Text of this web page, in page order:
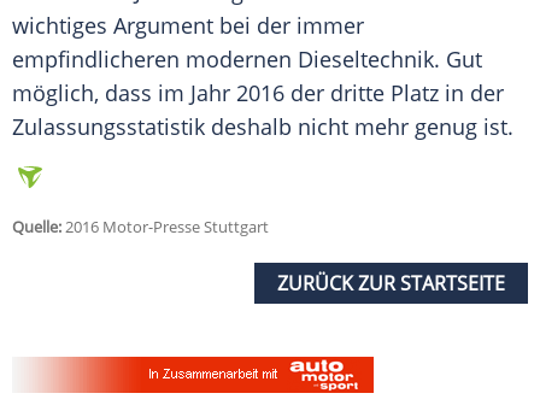
wichtiges Argument bei der immer
empfindlicheren modernen Dieseltechnik. Gut
möglich, dass im Jahr 2016 der dritte Platz in der
Zulassungsstatistik deshalb nicht mehr genug ist.
Quelle:2016 Motor-Presse Stuttgart
ZURÜCK ZUR STARTSEITE